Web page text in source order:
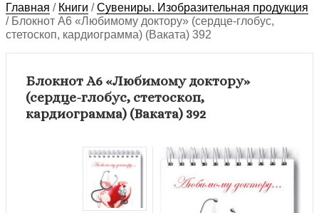
Главная / Книги /Сувениры. Изобразительная продукция
/ Блокнот А6 «Любимому доктору» (сердце-глобус,
стетоскоп, кардиограмма) (Ваката) 392
Блокнот А6 «Любимому доктору»
(сердце-глобус, стетоскоп,
кардиограмма) (Ваката) 392